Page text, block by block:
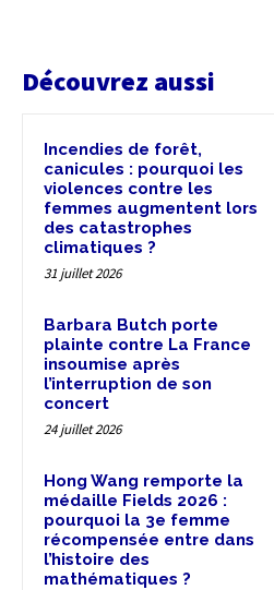
Découvrez aussi
Incendies de forêt,
canicules : pourquoi les
violences contre les
femmes augmentent lors
des catastrophes
climatiques ?
31 juillet 2026
Barbara Butch porte
plainte contre La France
insoumise après
l’interruption de son
concert
24 juillet 2026
Hong Wang remporte la
médaille Fields 2026 :
pourquoi la 3e femme
récompensée entre dans
l’histoire des
mathématiques ?